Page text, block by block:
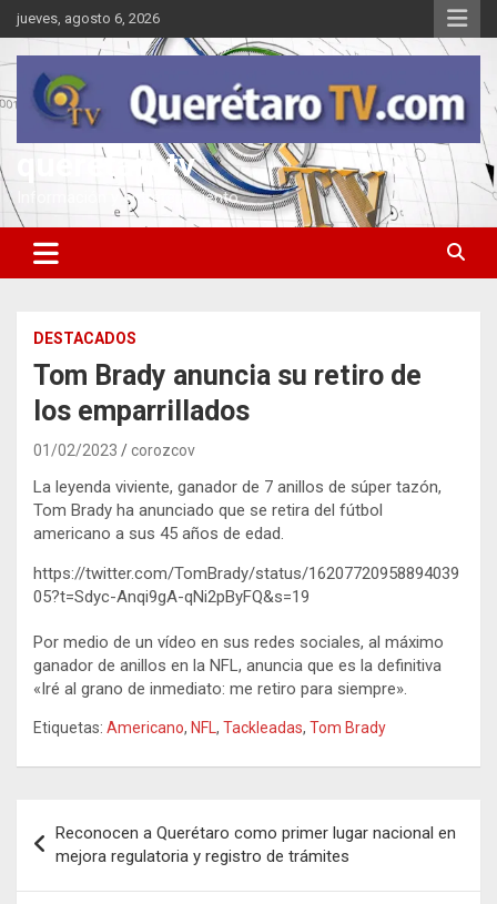
Saltar
al
contenido
jueves, agosto 6, 2026
queretarotv
Información y entretenimiento
DESTACADOS
Tom Brady anuncia su retiro de
los emparrillados
01/02/2023 corozcov
La leyenda viviente, ganador de 7 anillos de súper tazón,
Tom Brady ha anunciado que se retira del fútbol
americano a sus 45 años de edad.
https://twitter.com/TomBrady/status/16207720958894039
05?t=Sdyc-Anqi9gA-qNi2pByFQ&s=19
Por medio de un vídeo en sus redes sociales, al máximo
ganador de anillos en la NFL, anuncia que es la definitiva
«Iré al grano de inmediato: me retiro para siempre».
Etiquetas: Americano, NFL , Tackleadas, Tom Brady
de
entradas
Reconocen a Querétaro como primer lugar nacional en
mejora regulatoria y registro de trámites